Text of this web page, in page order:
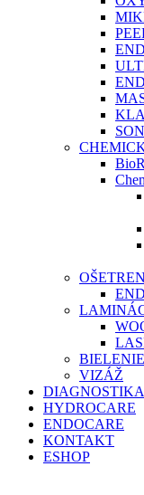
VIZÁŽ
HYDROCARE
ENDOCARE
KONTAKT
ESHOP